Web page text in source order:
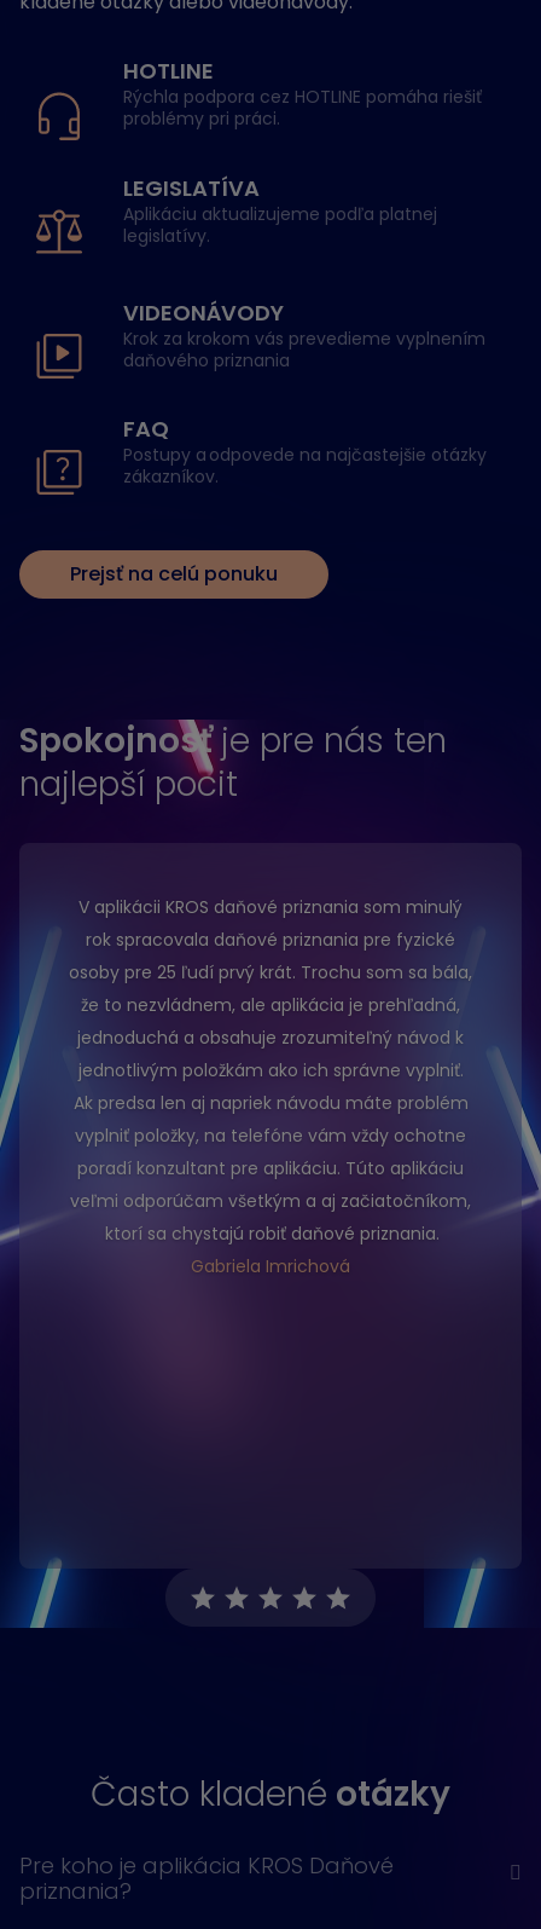
HOTLINE
Rýchla podpora cez HOTLINE pomáha riešiť
problémy pri práci.
LEGISLATÍVA
Aplikáciu aktualizujeme podľa platnej
legislatívy.
VIDEONÁVODY
Krok za krokom vás prevedieme vyplnením
daňového priznania
FAQ
Postupy a odpovede na najčastejšie otázky
zákazníkov.
Prejsť na celú ponuku
Spokojnosť je pre nás ten
najlepší pocit
V aplikácii KROS daňové priznania som minulý
rok spracovala daňové priznania pre fyzické
osoby pre 25 ľudí prvý krát. Trochu som sa bála,
že to nezvládnem, ale aplikácia je prehľadná,
jednoduchá a obsahuje zrozumiteľný návod k
jednotlivým položkám ako ich správne vyplniť.
Ak predsa len aj napriek návodu máte problém
vyplniť položky, na telefóne vám vždy ochotne
poradí konzultant pre aplikáciu. Túto aplikáciu
veľmi odporúčam všetkým a aj začiatočníkom,
ktorí sa chystajú robiť daňové priznania.
Gabriela Imrichová
Často kladené otázky
Pre koho je aplikácia KROS Daňové
priznania?